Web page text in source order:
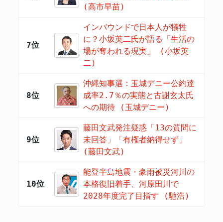
(高市早苗)
7位
インバウンドで日本人が犠牲
に？小坂英二氏が語る「生活の
場が奪われる現実」 (小坂英
二)
8位
沖縄知事選：玉城デニー公約達
成率2.7％の実態と古謝玄太氏
への期待 (玉城デニー)
9位
藤田文武発注疑惑「13の質問に
未回答」「有権者納得せず」
(藤田文武)
10位
能登半島地震・豪雨被災河川の
本格復旧着手、河原田川で
2028年度完了目指す (馳浩)